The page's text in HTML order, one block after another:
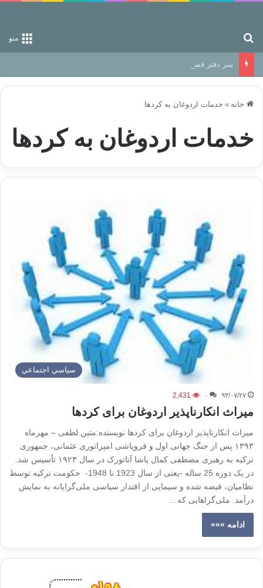
منو
سر دفتر فساد در زمین‌، دوری وکناره‌گیری از راه خداست‌!
خانه » خدمات اردوغان به کردها
خدمات اردوغان به کردها
سياسي اجتماعي
۹۳/۰۷/۲۷ ۰ 2,431
میراث انکارناپذیر اردوغان برای کردها
میراث انکارناپذیر اردوغان برای کردها نویسنده:متین لطفی – مهرماه
۱۳۹۳ پس از جنگ جهانی اول و فروپاشی امپراتوری عثمانی، جمهوری
ترکیه به رهبری مصطفی کمال پاشا آتاتورک در سال ۱۹۲۳ تأسیس شد.
در يک دوره 25 ساله -يعنی از سال 1923 تا 1948- حکومت ترکیه توسط
نظاميان، قبضه شده و سیمایی از اقتدار سیاسی ملی‌گرایانه به نمایش
درآمد. ملی‌گراهایی که…
ادامه »»»